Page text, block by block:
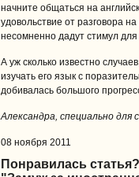
начните общаться на
удовольствие от разговора
несомненно дадут стимул
А уж сколько известно
изучать его язык с
добивалась большого
Александра, специально для
08 ноября 2011
Понравилась